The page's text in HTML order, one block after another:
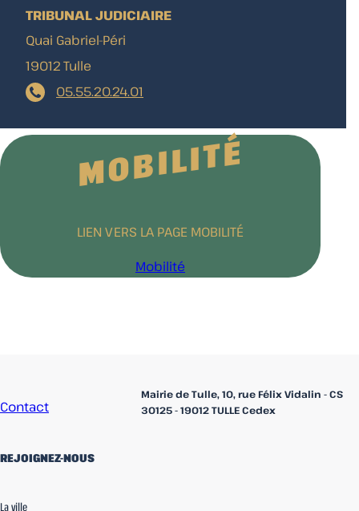
TRIBUNAL JUDICIAIRE
Quai Gabriel-Péri
19012 Tulle
05.55.20.24.01
MOBILITÉ
LIEN VERS LA PAGE MOBILITÉ
Mobilité
Contact
Mairie de Tulle, 10, rue Félix Vidalin - CS
30125 - 19012 TULLE Cedex
REJOIGNEZ-NOUS
La ville